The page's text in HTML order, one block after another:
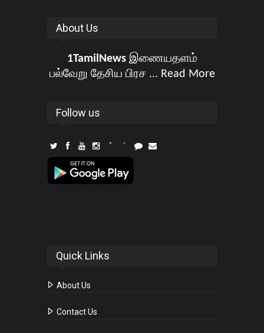
About Us
1TamilNewsஇணையதளம்
பல்வேறு தேசிய பிரச ... Read More
Follow us
Quick Links
About Us
Contact Us